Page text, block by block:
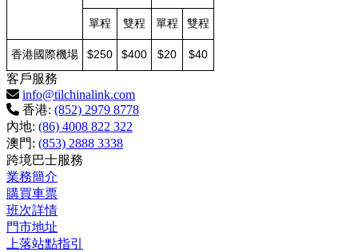
單程 雙程 單程 雙程
香港國際機場 $250 $400 $20 $40
客戶服務
info@tilchinalink.com
香港: (852) 2979 8778
內地: (86) 4008 822 322
澳門: (853) 2888 3338
跨境巴士服務
業務簡介
購買車票
班次詳情
門市地址
上落站點指引